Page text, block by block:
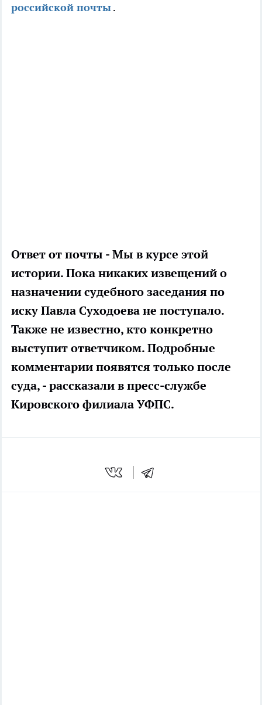
российской почты .
Ответ от почты - Мы в курсе этой
истории. Пока никаких извещений о
назначении судебного заседания по
иску Павла Суходоева не поступало.
Также не известно, кто конкретно
выступит ответчиком. Подробные
комментарии появятся только после
суда, - рассказали в пресс-службе
Кировского филиала УФПС.